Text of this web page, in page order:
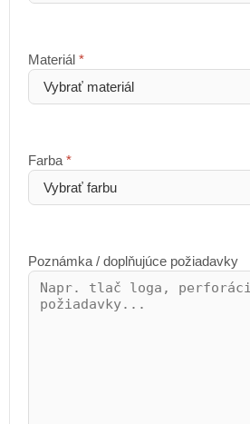
Materiál *
Farba *
Poznámka / doplňujúce požiadavky